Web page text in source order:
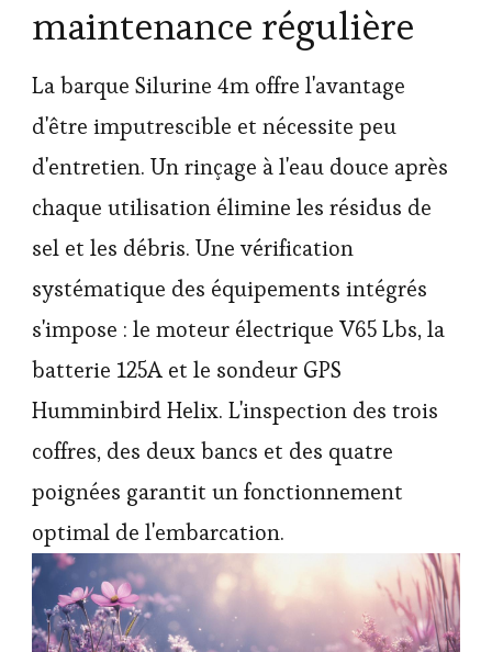
maintenance régulière
La barque Silurine 4m offre l'avantage
d'être imputrescible et nécessite peu
d'entretien. Un rinçage à l'eau douce après
chaque utilisation élimine les résidus de
sel et les débris. Une vérification
systématique des équipements intégrés
s'impose : le moteur électrique V65 Lbs, la
batterie 125A et le sondeur GPS
Humminbird Helix. L'inspection des trois
coffres, des deux bancs et des quatre
poignées garantit un fonctionnement
optimal de l'embarcation.